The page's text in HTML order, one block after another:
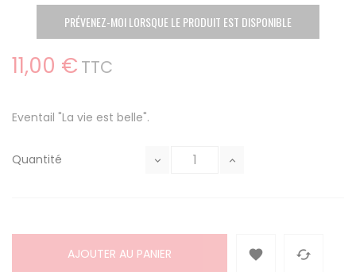
PRÉVENEZ-MOI LORSQUE LE PRODUIT EST DISPONIBLE
11,00 € TTC
Eventail "La vie est belle".
Quantité
AJOUTER AU PANIER  